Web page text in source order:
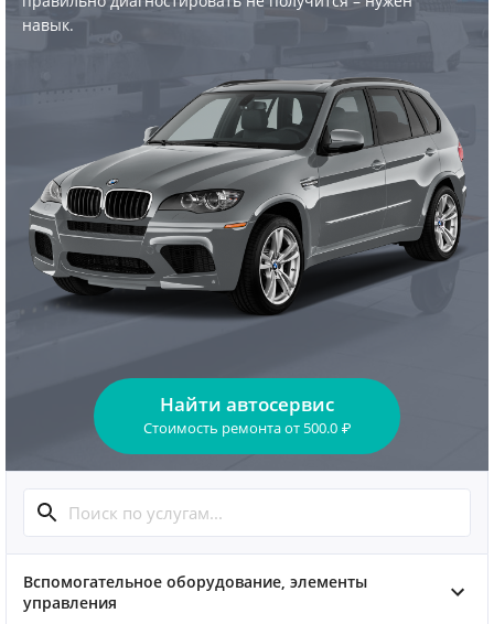
навык.
Найти автосервис
Стоимость ремонтаот 500.0 ₽
Вспомогательное оборудование, элементы
управления